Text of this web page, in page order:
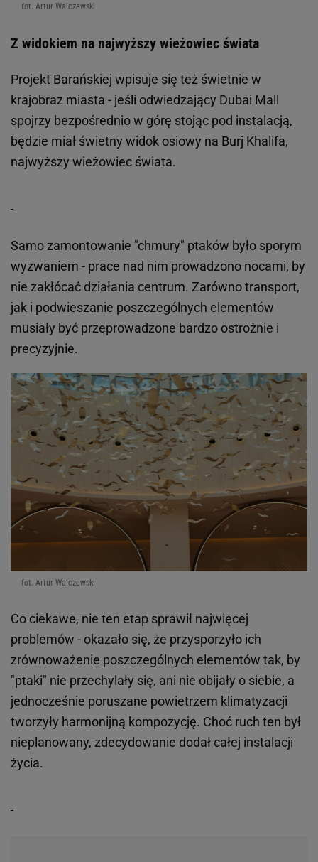
fot. Artur Walczewski
Z widokiem na najwyższy wieżowiec świata
Projekt Barańskiej wpisuje się też świetnie w
krajobraz miasta - jeśli odwiedzający Dubai Mall
spojrzy bezpośrednio w górę stojąc pod instalacją,
będzie miał świetny widok osiowy na Burj Khalifa,
najwyższy wieżowiec świata.
Samo zamontowanie "chmury" ptaków było sporym
wyzwaniem - prace nad nim prowadzono nocami, by
nie zakłócać działania centrum. Zarówno transport,
jak i podwieszanie poszczególnych elementów
musiały być przeprowadzone bardzo ostrożnie i
precyzyjnie.
fot. Artur Walczewski
Co ciekawe, nie ten etap sprawił najwięcej
problemów - okazało się, że przysporzyło ich
zrównoważenie poszczególnych elementów tak, by
"ptaki" nie przechylały się, ani nie obijały o siebie, a
jednocześnie poruszane powietrzem klimatyzacji
tworzyły harmonijną kompozycję. Choć ruch ten był
nieplanowany, zdecydowanie dodał całej instalacji
życia.